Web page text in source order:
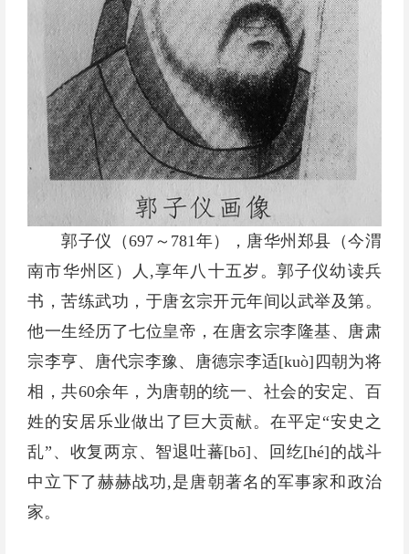
郭子仪（697～781年），唐华州郑县（今渭
南市华州区）人,享年八十五岁。郭子仪幼读兵
书，苦练武功，于唐玄宗开元年间以武举及第。
他一生经历了七位皇帝，在唐玄宗李隆基、唐肃
宗李亨、唐代宗李豫、唐德宗李适[kuò]四朝为将
相，共60余年，为唐朝的统一、社会的安定、百
姓的安居乐业做出了巨大贡献。在平定“安史之
乱”、收复两京、智退吐蕃[bō]、回纥[hé]的战斗
中立下了赫赫战功,是唐朝著名的军事家和政治
家。